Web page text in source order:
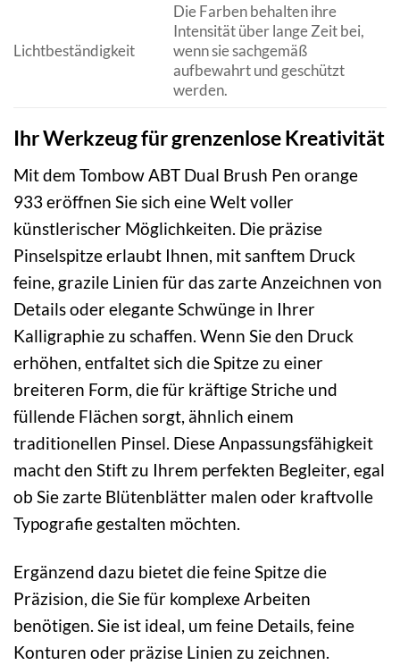
Lichtbeständigkeit
Die Farben behalten ihre
Intensität über lange Zeit bei,
wenn sie sachgemäß
aufbewahrt und geschützt
werden.
Ihr Werkzeug für grenzenlose Kreativität
Mit dem Tombow ABT Dual Brush Pen orange
933 eröffnen Sie sich eine Welt voller
künstlerischer Möglichkeiten. Die präzise
Pinselspitze erlaubt Ihnen, mit sanftem Druck
feine, grazile Linien für das zarte Anzeichnen von
Details oder elegante Schwünge in Ihrer
Kalligraphie zu schaffen. Wenn Sie den Druck
erhöhen, entfaltet sich die Spitze zu einer
breiteren Form, die für kräftige Striche und
füllende Flächen sorgt, ähnlich einem
traditionellen Pinsel. Diese Anpassungsfähigkeit
macht den Stift zu Ihrem perfekten Begleiter, egal
ob Sie zarte Blütenblätter malen oder kraftvolle
Typografie gestalten möchten.
Ergänzend dazu bietet die feine Spitze die
Präzision, die Sie für komplexe Arbeiten
benötigen. Sie ist ideal, um feine Details, feine
Konturen oder präzise Linien zu zeichnen.